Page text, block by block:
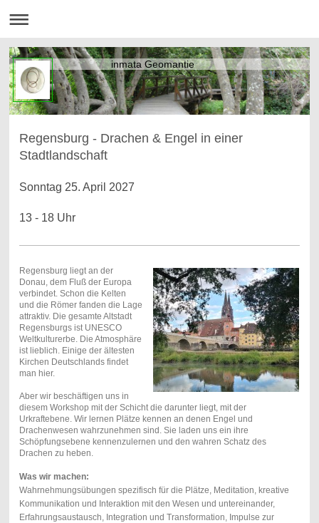
inmata Geomantie
Regensburg - Drachen & Engel in einer
Stadtlandschaft
Sonntag 25. April 2027
13 - 18 Uhr
Regensburg liegt an der
Donau, dem Fluß der Europa
verbindet. Schon die Kelten
und die Römer fanden die Lage
attraktiv. Die gesamte Altstadt
Regensburgs ist UNESCO
Weltkulturerbe. Die Atmosphäre
ist lieblich. Einige der ältesten
Kirchen Deutschlands findet
man hier.
Aber wir beschäftigen uns in
diesem Workshop mit der Schicht die darunter liegt, mit der
Urkraftebene. Wir lernen Plätze kennen an denen Engel und
Drachenwesen wahrzunehmen sind. Sie laden uns ein ihre
Schöpfungsebene kennenzulernen und den wahren Schatz des
Drachen zu heben.
Was wir machen:
Wahrnehmungsübungen spezifisch für die Plätze, Meditation, kreative
Kommunikation und Interaktion mit den Wesen und untereinander,
Erfahrungsaustausch, Integration und Transformation, Impulse zur